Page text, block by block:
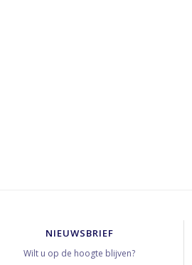
NIEUWSBRIEF
Wilt u op de hoogte blijven?